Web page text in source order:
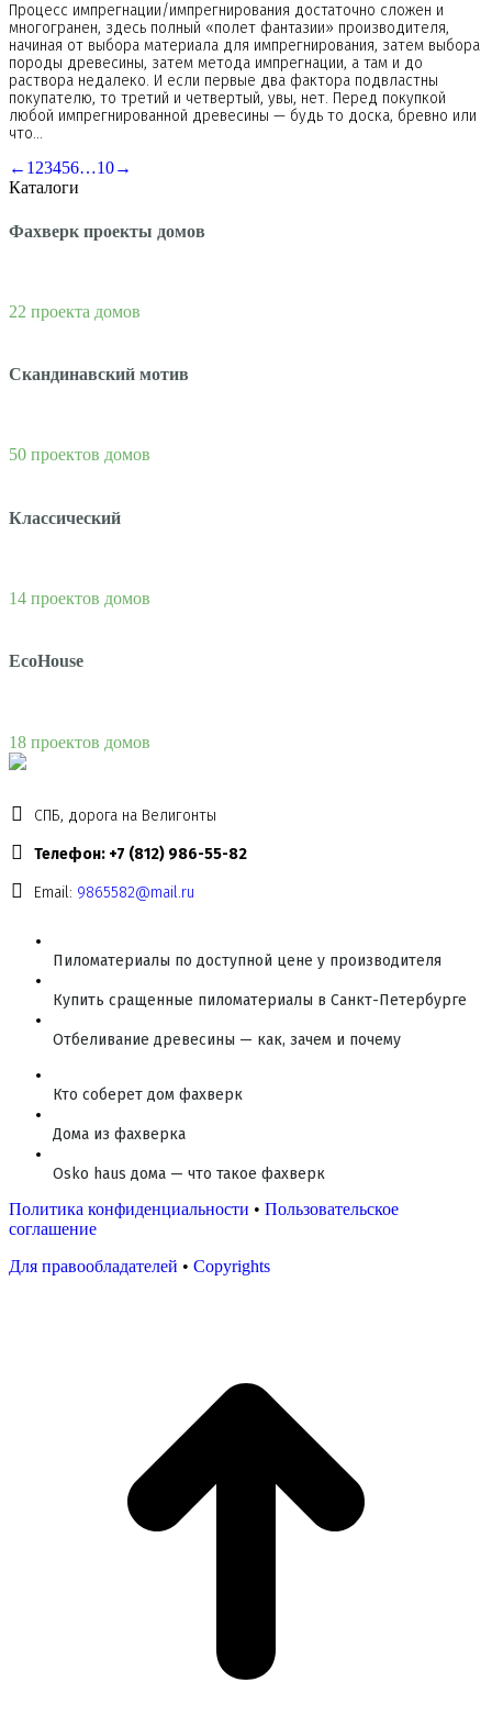
Процесс импрегнации/импрегнирования достаточно сложен и
многогранен, здесь полный «полет фантазии» производителя,
начиная от выбора материала для импрегнирования, затем выбора
породы древесины, затем метода импрегнации, а там и до
раствора недалеко. И если первые два фактора подвластны
покупателю, то третий и четвертый, увы, нет. Перед покупкой
любой импрегнированной древесины — будь то доска, бревно или
что…
← 1 23456…10→
Каталоги
Фахверк проекты домов
22 проекта домов
Скандинавский мотив
50 проектов домов
Классический
14 проектов домов
EcoHouse
18 проектов домов
СПБ, дорога на Велигонты
Телефон: +7 (812) 986-55-82
Email: 9865582@mail.ru
Пиломатериалы по доступной цене у производителя
Купить сращенные пиломатериалы в Санкт-Петербурге
Отбеливание древесины — как, зачем и почему
Кто соберет дом фахверк
Дома из фахверка
Osko haus дома — что такое фахверк
Политика конфиденциальности • Пользовательское
соглашение
Для правообладателей • Copyrights